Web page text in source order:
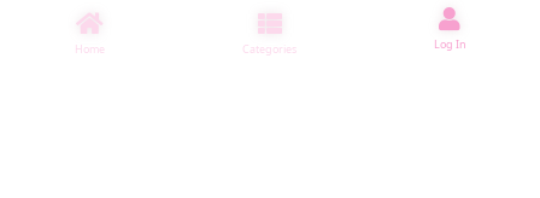
Home Categories Log In